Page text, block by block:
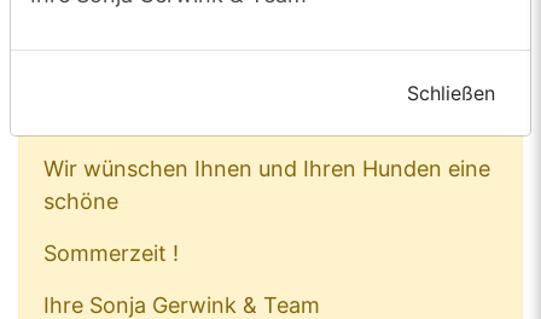
Vertriebspartner:
Wir wünschen Ihnen und Ihren Hunden eine
schöne
Sommerzeit !
Ihre Sonja Gerwink & Team
Schließen